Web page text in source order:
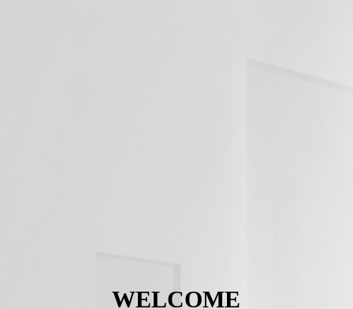
WELCOME